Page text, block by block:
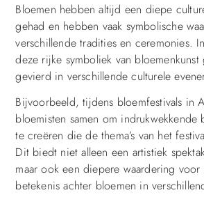
Bloemen hebben altijd een diepe
gehad en hebben vaak symbolische
verschillende tradities en ceremonies.
deze rijke symboliek van bloemenkunst
gevierd in verschillende culturele
Bijvoorbeeld, tijdens bloemfestivals in
bloemisten samen om indrukwekkende
te creëren die de thema’s van het
Dit biedt niet alleen een artistiek
maar ook een diepere waardering
betekenis achter bloemen in